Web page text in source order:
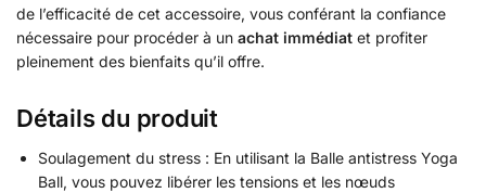
de l’efficacité de cet accessoire, vous conférant la confiance
nécessaire pour procéder à un achat immédiat et profiter
pleinement des bienfaits qu’il offre.
Détails du produit
Soulagement du stress : En utilisant la Balle antistress Yoga
Ball, vous pouvez libérer les tensions et les nœuds